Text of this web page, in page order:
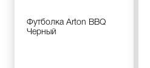
Футболка Arton BBQ
Черный